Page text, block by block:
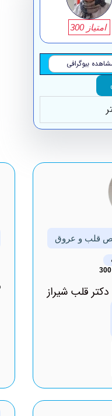
امتیاز 300
بیوگرافی
قلب و عروق
دکتر قلب شیراز